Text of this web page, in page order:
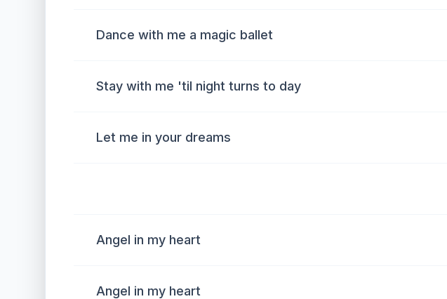
Dance with me a magic ballet
Stay with me 'til night turns to day
Let me in your dreams
Angel in my heart
Angel in my heart